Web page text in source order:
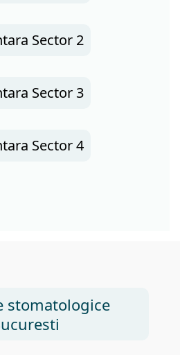
Sector 2
Sector 3
Sector 4
stomatologice